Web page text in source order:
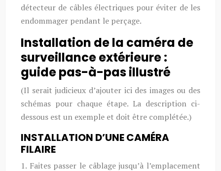
détecteur de câbles électriques pour éviter de les
endommager pendant le perçage.
Installation de la caméra de
surveillance extérieure :
guide pas-à-pas illustré
(Il serait judicieux d’ajouter ici des images ou des
schémas pour chaque étape. La description ci-
dessous est un exemple et doit être complétée.)
INSTALLATION D’UNE CAMÉRA
FILAIRE
1. Faites passer le câblage jusqu’à l’emplacement